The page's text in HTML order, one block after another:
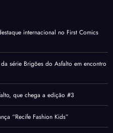
internacional no First Comics
série Brigões do Asfalto em encontro
que chega a edição #3
“Recife Fashion Kids”